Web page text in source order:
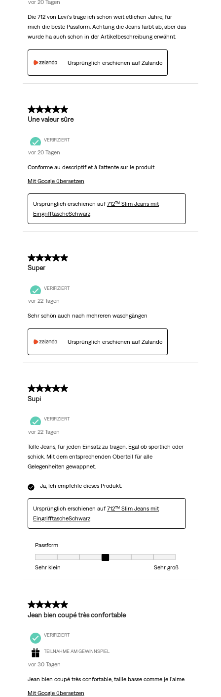
vor 20 Tagen
Die 712 von Levi's trage ich schon weit etlichen Jahre, für
mich die beste Passform. Achtung die Jeans färbt ab, aber das
wurde ha auch schon in der Artikelbeschreibung erwähnt.
Ursprünglich erschienen auf Zalando
5 von 5 Sternen.
Une valeur sûre
VERIFIZIERT
vor 20 Tagen
Conforme au descriptif et à l’attente sur le produit
Mit Google übersetzen
Ursprünglich erschienen auf712™ Slim Jeans mit
EingrifftascheSchwarz
5 von 5 Sternen.
Super
VERIFIZIERT
vor 22 Tagen
Sehr schön auch nach mehreren waschgängen
Ursprünglich erschienen auf Zalando
5 von 5 Sternen.
Supi
VERIFIZIERT
vor 22 Tagen
Tolle Jeans, für jeden Einsatz zu tragen. Egal ob sportlich oder
schick. Mit dem entsprechenden Oberteil für alle
Gelegenheiten gewappnet.
Ja, Ich empfehle dieses Produkt.
Ursprünglich erschienen auf712™ Slim Jeans mit
EingrifftascheSchwarz
Passform
Sehr klein
Sehr groß
5 von 5 Sternen.
Jean bien coupé très confortable
VERIFIZIERT
TEILNAHME AM GEWINNSPIEL
vor 30 Tagen
Jean bien coupé très confortable, taille basse comme je l'aime
Mit Google übersetzen